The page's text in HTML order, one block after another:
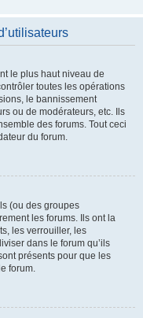
le plus haut niveau de
toutes les opérations
le bannissement
ou de modérateurs, etc. Ils
des forums. Tout ceci
du forum.
(ou des groupes
les forums. Ils ont la
les verrouiller, les
dans le forum qu’ils
présents pour que les
forum.